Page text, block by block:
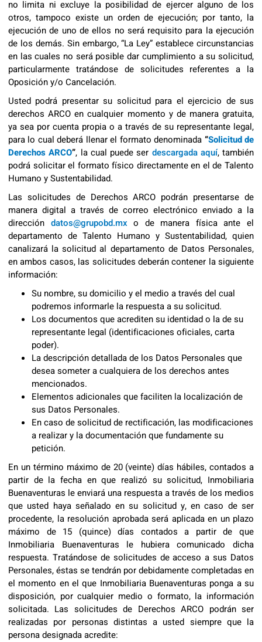
no limita ni excluye la posibilidad de ejercer alguno de los
otros, tampoco existe un orden de ejecución; por tanto, la
ejecución de uno de ellos no será requisito para la ejecución
de los demás. Sin embargo, “La Ley” establece circunstancias
en las cuales no será posible dar cumplimiento a su solicitud,
particularmente tratándose de solicitudes referentes a la
Oposición y/o Cancelación.
Usted podrá presentar su solicitud para el ejercicio de sus
derechos ARCO en cualquier momento y de manera gratuita,
ya sea por cuenta propia o a través de su representante legal,
para lo cual deberá llenar el formato denominada “Solicitud de
Derechos ARCO”, la cual puede ser descargada aquí, también
podrá solicitar el formato físico directamente en el de Talento
Humano y Sustentabilidad.
Las solicitudes de Derechos ARCO podrán presentarse de
manera digital a través de correo electrónico enviado a la
dirección datos@grupobd.mxo de manera física ante el
departamento de Talento Humano y Sustentabilidad, quien
canalizará la solicitud al departamento de Datos Personales,
en ambos casos, las solicitudes deberán contener la siguiente
información:
Su nombre, su domicilio y el medio a través del cual
podremos informarle la respuesta a su solicitud.
Los documentos que acrediten su identidad o la de su
representante legal (identificaciones oficiales, carta
poder).
La descripción detallada de los Datos Personales que
desea someter a cualquiera de los derechos antes
mencionados.
Elementos adicionales que faciliten la localización de
sus Datos Personales.
En caso de solicitud de rectificación, las modificaciones
a realizar y la documentación que fundamente su
petición.
En un término máximo de 20 (veinte) días hábiles, contados a
partir de la fecha en que realizó su solicitud, Inmobiliaria
Buenaventuras le enviará una respuesta a través de los medios
que usted haya señalado en su solicitud y, en caso de ser
procedente, la resolución aprobada será aplicada en un plazo
máximo de 15 (quince) días contados a partir de que
Inmobiliaria Buenaventuras le hubiera comunicado dicha
respuesta. Tratándose de solicitudes de acceso a sus Datos
Personales, éstas se tendrán por debidamente completadas en
el momento en el que Inmobiliaria Buenaventuras ponga a su
disposición, por cualquier medio o formato, la información
solicitada. Las solicitudes de Derechos ARCO podrán ser
realizadas por personas distintas a usted siempre que la
persona designada acredite: